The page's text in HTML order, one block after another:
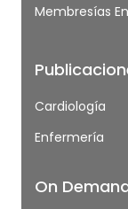
Membresías
Cardiología
Enfermería
On